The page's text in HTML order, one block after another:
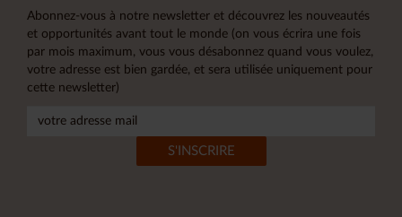
Abonnez-vous à notre newsletter et découvrez les nouveautés
et opportunités avant tout le monde (on vous écrira une fois
par mois maximum, vous vous désabonnez quand vous voulez,
votre adresse est bien gardée, et sera utilisée uniquement pour
cette newsletter)